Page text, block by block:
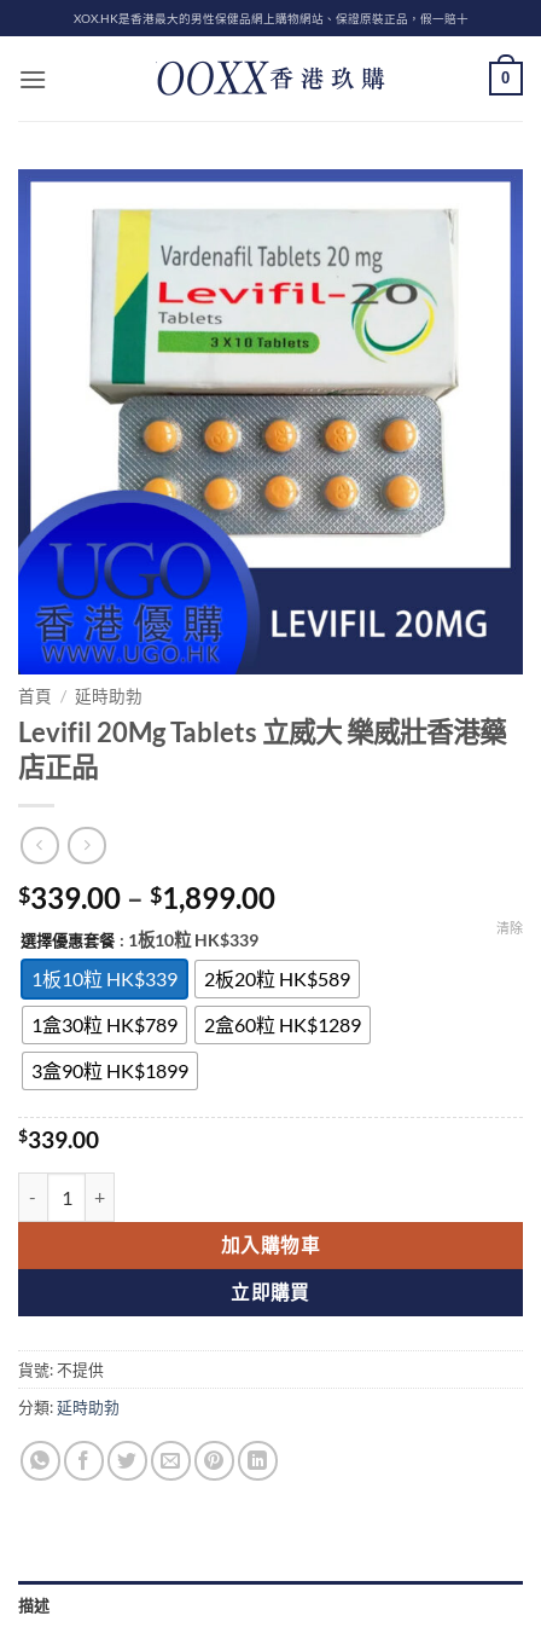
to
content
XOX.HK是香港最大的男性保健品網上購物網站、保證原裝正品，假一賠十
0
首頁 / 延時助勃
Levifil 20Mg Tablets 立威大 樂威壯香港藥
店正品
$339.00 – $1,899.00Price
$339.00
through
$1,899.00
選擇優惠套餐 : 1板10粒 HK$339
1板10粒 HK$339
2板20粒 HK$589
1盒30粒 HK$789
2盒60粒 HK$1289
3盒90粒 HK$1899
清除
$339.00
加入購物車
立即購買
貨號:不提供
分類:延時助勃
描述